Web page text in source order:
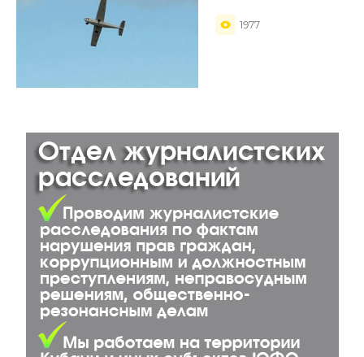
1977